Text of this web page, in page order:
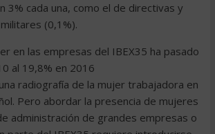
3% cada una, como el de directivas y
(0,1%).
en las empresas del IBEX35 ha pasado
al 19,8% en 2016
radiografía de la mujer trabajadora en
Pero abordar la presencia de mujeres
administración de grandes empresas o